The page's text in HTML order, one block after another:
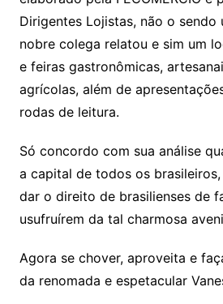
Dirigentes Lojistas, não o sendo
nobre colega relatou e sim um
e feiras gastronômicas,
agrícolas, além de
rodas de leitura.
Só concordo com sua análise
a capital de todos os
dar o direito de brasilienses de
usufruírem da tal charmosa
Agora se chover, aproveita e
da renomada e espetacular